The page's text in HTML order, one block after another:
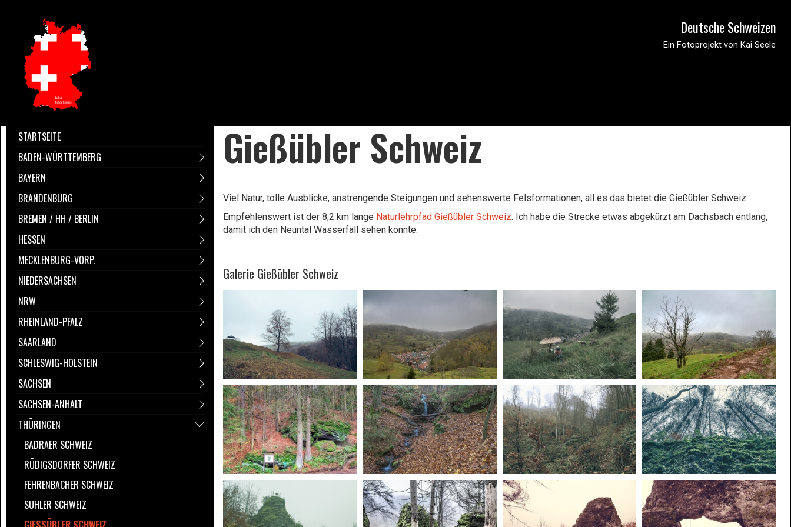
Deutsche Schweizen
Ein Fotoprojekt von Kai Seele
STARTSEITE
BADEN-WÜRTTEMBERG
BAYERN
BRANDENBURG
BREMEN / HH / BERLIN
HESSEN
MECKLENBURG-VORP.
NIEDERSACHSEN
NRW
RHEINLAND-PFALZ
SAARLAND
SCHLESWIG-HOLSTEIN
SACHSEN
SACHSEN-ANHALT
THÜRINGEN
BADRAER SCHWEIZ
RÜDIGSDORFER SCHWEIZ
FEHRENBACHER SCHWEIZ
SUHLER SCHWEIZ
Gießübler Schweiz
Viel Natur, tolle Ausblicke, anstrengende Steigungen und sehenswerte Felsformationen, all es das bietet die Gießübler Schweiz.
Empfehlenswert ist der 8,2 km lange Naturlehrpfad Gießübler Schweiz. Ich habe die Strecke etwas abgekürzt am Dachsbach entlang,
damit ich den Neuntal Wasserfall sehen konnte.
Galerie Gießübler Schweiz